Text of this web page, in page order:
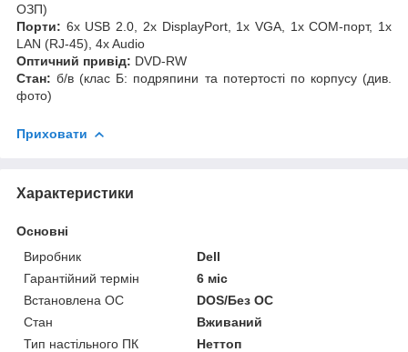
ОЗП)
Порти: 6x USB 2.0, 2x DisplayPort, 1x VGA, 1x COM-порт, 1x
LAN (RJ-45), 4x Audio
Оптичний привід: DVD-RW
Стан: б/в (клас Б: подряпини та потертості по корпусу (див.
фото)
Приховати
Характеристики
Основні
Виробник
Dell
Гарантійний термін
6 міс
Встановлена ОС
DOS/Без ОС
Стан
Вживаний
Тип настільного ПК
Неттоп